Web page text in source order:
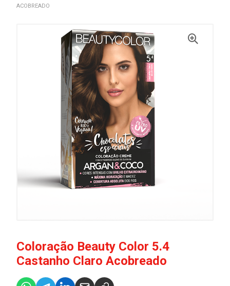
ACOBREADO
Coloração Beauty Color 5.4
Castanho Claro Acobreado